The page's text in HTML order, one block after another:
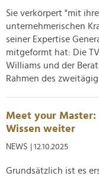
Sie verkörpert "mit
unternehmerischen
seiner Expertise
mitgeformt hat: Die
Williams und der
Rahmen des
Meet your Master:
Wissen weiter
NEWS | 12.10.2025
Grundsätzlich ist es